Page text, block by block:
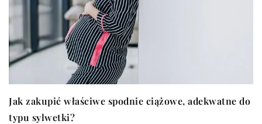
Jak zakupić właściwe spodnie ciążowe, adekwatne do
typu sylwetki?